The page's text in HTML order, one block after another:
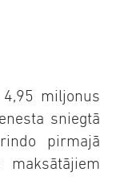
miljonus
sniegtā
pirmajā